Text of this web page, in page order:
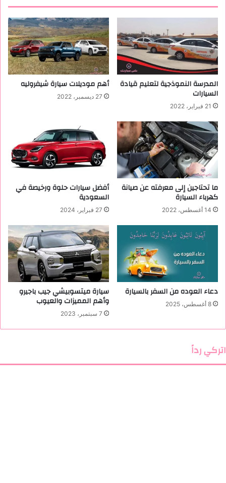
ي
ة
ح
د
ث
ا
م
ا
ص
ف
ا
ت
ل
ا
خ
ي
ا
ر
المدرسة النموذجية لتعليم قيادة
السيارات
21 فبراير، 2022
أهم موديلات سيارة شيفروليه
27 ديسمبر، 2022
ما تحتاجين إلى معرفته عن صيانة
كهرباء السيارة
14 أغسطس، 2022
أفضل سيارات حلوة ورخيصة في
السعودية
27 فبراير، 2024
دعاء العوده من السفر بالسيارة
8 أغسطس، 2025
سيارة ميتسوبيشي جيب باجيرو
وأهم المميزات والعيوب
7 سبتمبر، 2023
اتركي رداً